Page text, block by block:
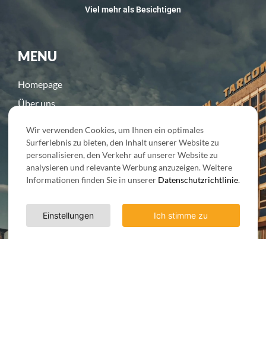
Viel mehr als Besichtigen
MENU
Homepage
Über uns
Kontakt
Kontaktiere uns
Wir verwenden Cookies, um Ihnen ein optimales
Surferlebnis zu bieten, den Inhalt unserer Website zu
personalisieren, den Verkehr auf unserer Website zu
analysieren und relevante Werbung anzuzeigen. Weitere
Informationen finden Sie in unserer Datenschutzrichtlinie.
Ich stimme zu
Einstellungen